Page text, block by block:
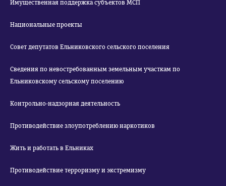
Имущественная поддержка субъектов МСП
Национальные проекты
Совет депутатов Ельниковского сельского поселения
Сведения по невостребованным земельным участкам по
Ельниковскому сельскому поселению
Контрольно-надзорная деятельность
Противодействие злоупотреблению наркотиков
Жить и работать в Ельниках
Противодействие терроризму и экстремизму